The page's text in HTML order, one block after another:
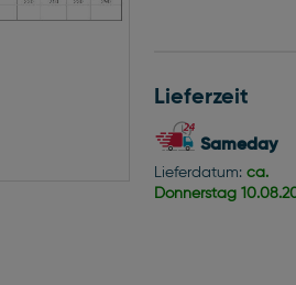
Lieferzeit
Sameday
Lieferdatum: ca.
Donnerstag